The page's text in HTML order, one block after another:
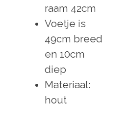
raam 42cm
Voetje is
49cm breed
en 10cm
diep
Materiaal:
hout